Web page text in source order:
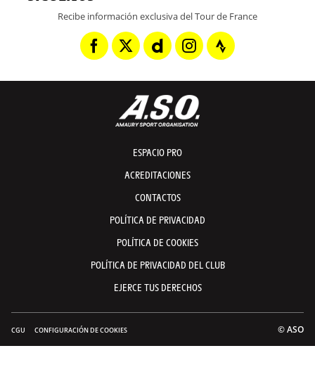
Recibe información exclusiva del Tour de France
ESPACIO PRO
ACREDITACIONES
CONTACTOS
POLÍTICA DE PRIVACIDAD
POLÍTICA DE COOKIES
POLÍTICA DE PRIVACIDAD DEL CLUB
EJERCE TUS DERECHOS
CGU CONFIGURACIÓN DE COOKIES © ASO